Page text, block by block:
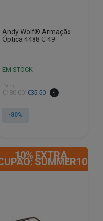
Andy Wolf® Armação
Óptica 4488 C 49
EM STOCK
PVPR
€180.00
O
original
€35.50
O
atual
-80%
10% EXTRA,
SUMMER10